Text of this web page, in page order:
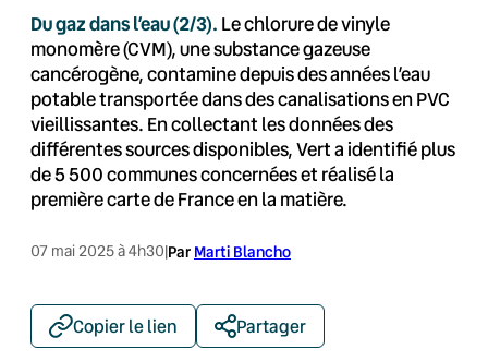
Du gaz dans l’eau (2/3). Le chlorure de vinyle
monomère (CVM), une substance gazeuse
cancérogène, contamine depuis des années l’eau
potable transportée dans des canalisations en PVC
vieillissantes. En collectant les données des
différentes sources disponibles, Vert a identifié plus
de 5 500 communes concernées et réalisé la
première carte de France en la matière.
07 mai 2025 à 4h30|Par Marti Blancho
Copier le lien Partager